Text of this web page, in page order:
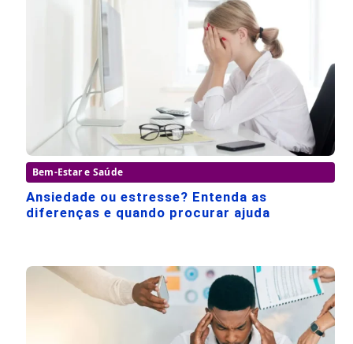
Bem-Estar e Saúde
Ansiedade ou estresse? Entenda as
diferenças e quando procurar ajuda